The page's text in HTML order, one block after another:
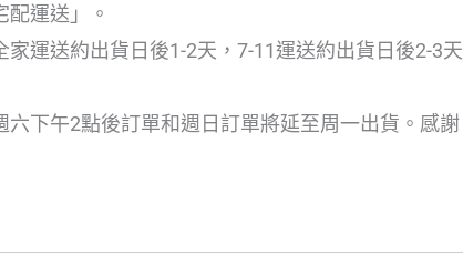
運送」。
運送約出貨日後1-2天，7-11運送約出貨日後2-3
下午2點後訂單和週日訂單將延至周一出貨。感謝